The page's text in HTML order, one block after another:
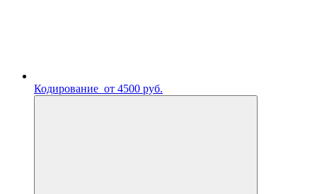
Кодирование от 4500 руб.